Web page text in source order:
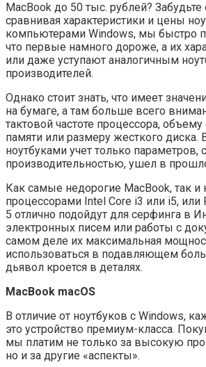
MacBook до 50 тыс. рублей? Забудьте
сравнивая характеристики и цены
компьютерами Windows, мы быстро
что первые намного дороже, а их
или даже уступают аналогичным
производителей.
Однако стоит знать, что имеет
на бумаге, а там больше всего
тактовой частоте процессора,
памяти или размеру жесткого диска.
ноутбуками учет только параметров,
производительностью, ушел в
Как самые недорогие MacBook, так и
процессорами Intel Core i3 или i5, или
5 отлично подойдут для серфинга в
электронных писем или работы с
самом деле их максимальная
использоваться в подавляющем
дьявол кроется в деталях.
MacBook macOS
В отличие от ноутбуков с Windows,
это устройство премиум-класса.
мы платим не только за высокую
но и за другие «аспекты».